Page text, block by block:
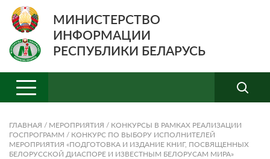
МИНИСТЕРСТВО
ИНФОРМАЦИИ
РЕСПУБЛИКИ БЕЛАРУСЬ
ГЛАВНАЯ / МЕРОПРИЯТИЯ / КОНКУРСЫ В РАМКАХ РЕАЛИЗАЦИИ
ГОСПРОГРАММ / КОНКУРС ПО ВЫБОРУ ИСПОЛНИТЕЛЕЙ
МЕРОПРИЯТИЯ «ПОДГОТОВКА И ИЗДАНИЕ КНИГ, ПОСВЯЩЕННЫХ
БЕЛОРУССКОЙ ДИАСПОРЕ И ИЗВЕСТНЫМ БЕЛОРУСАМ МИРА»